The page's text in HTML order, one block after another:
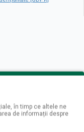
în timp ce altele ne
de informații despre